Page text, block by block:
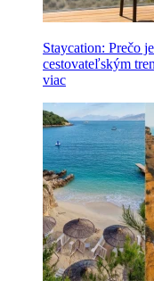
Staycation: Prečo
cestovateľským
viac